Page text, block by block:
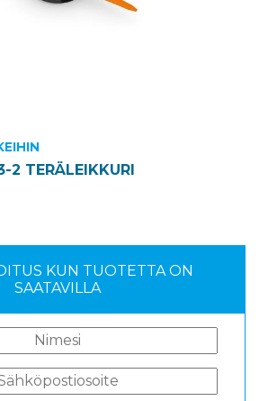
2 TERÄLEIKKURI
KUN TUOTETTA ON
SAATAVILLA